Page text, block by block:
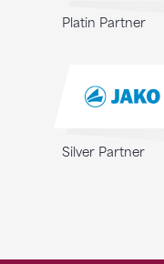
Platin Partner
Silver Partner